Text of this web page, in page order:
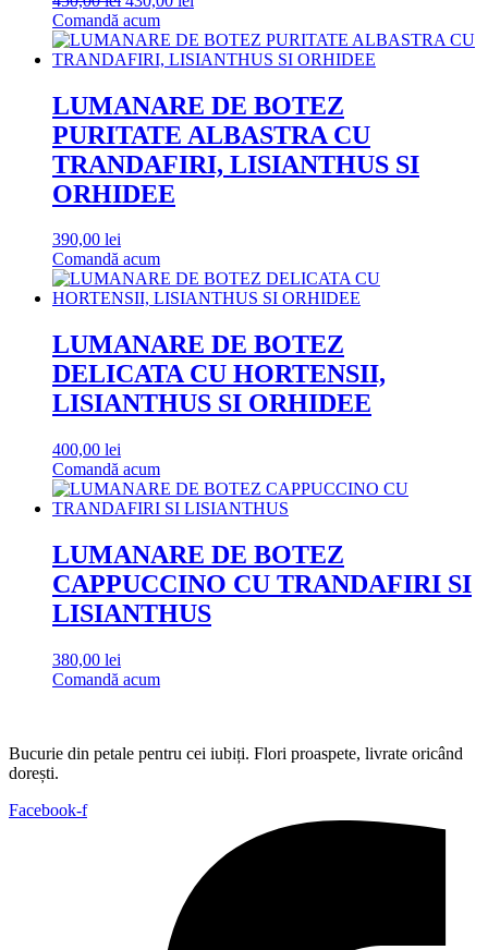
inițial
a
fost:
este:
430,00 lei.
Comandă acum
LUMANARE DE BOTEZ
PURITATE ALBASTRA CU
TRANDAFIRI, LISIANTHUS SI
ORHIDEE
390,00 lei
Comandă acum
LUMANARE DE BOTEZ
DELICATA CU HORTENSII,
LISIANTHUS SI ORHIDEE
400,00 lei
Comandă acum
LUMANARE DE BOTEZ
CAPPUCCINO CU TRANDAFIRI SI
LISIANTHUS
380,00 lei
Comandă acum
Bucurie din petale pentru cei iubiți. Flori proaspete, livrate oricând
dorești.
Facebook-f